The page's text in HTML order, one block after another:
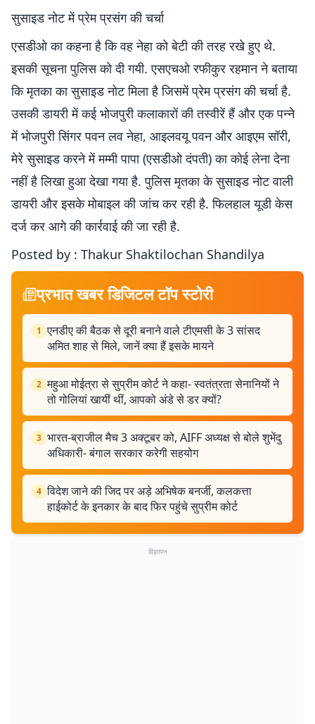
सुसाइड नोट में प्रेम प्रसंग की चर्चा
एसडीओ का कहना है कि वह नेहा को बेटी की तरह रखे हुए थे.
इसकी सूचना पुलिस को दी गयी. एसएचओ रफीकुर रहमान ने बताया
कि मृतका का सुसाइड नोट मिला है जिसमें प्रेम प्रसंग की चर्चा है.
उसकी डायरी में कई भोजपुरी कलाकारों की तस्वीरें हैं और एक पन्ने
में भोजपुरी सिंगर पवन लव नेहा, आइलवयू पवन और आइएम सॉरी,
मेरे सुसाइड करने में मम्मी पापा (एसडीओ दंपती) का कोई लेना देना
नहीं है लिखा हुआ देखा गया है. पुलिस मृतका के सुसाइड नोट वाली
डायरी और इसके मोबाइल की जांच कर रही है. फिलहाल यूडी केस
दर्ज कर आगे की कार्रवाई की जा रही है.
Posted by : Thakur Shaktilochan Shandilya
प्रभात खबर डिजिटल टॉप स्टोरी
1 एनडीए की बैठक से दूरी बनाने वाले टीएमसी के 3 सांसद
अमित शाह से मिले, जानें क्या हैं इसके मायने
2 महुआ मोईत्रा से सुप्रीम कोर्ट ने कहा- स्वतंत्रता सेनानियों ने
तो गोलियां खायीं थीं, आपको अंडे से डर क्यों?
3 भारत-ब्राजील मैच 3 अक्टूबर को, AIFF अध्यक्ष से बोले शुभेंदु
अधिकारी- बंगाल सरकार करेगी सहयोग
4 विदेश जाने की जिद पर अड़े अभिषेक बनर्जी, कलकत्ता
हाईकोर्ट के इनकार के बाद फिर पहुंचे सुप्रीम कोर्ट
विज्ञापन